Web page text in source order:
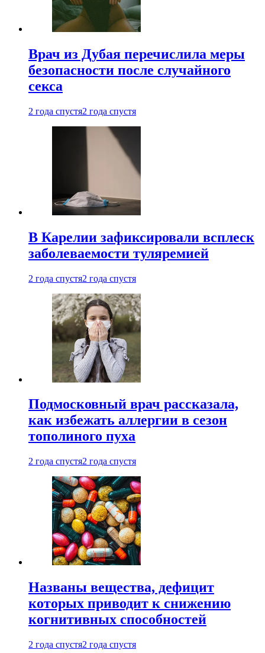
Врач из Дубая перечислила меры
безопасности после случайного
секса
2 года спустя2 года спустя
В Карелии зафиксировали всплеск
заболеваемости туляремией
2 года спустя2 года спустя
Подмосковный врач рассказала,
как избежать аллергии в сезон
тополиного пуха
2 года спустя2 года спустя
Названы вещества, дефицит
которых приводит к снижению
когнитивных способностей
2 года спустя2 года спустя